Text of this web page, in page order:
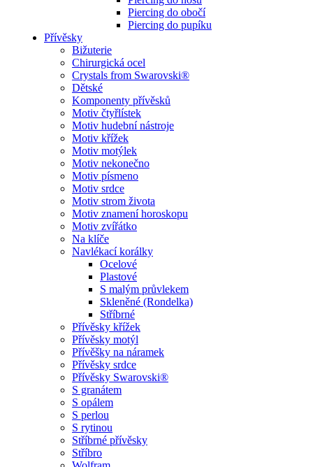
Piercing do obočí
Piercing do pupíku
Přívěsky
Bižuterie
Chirurgická ocel
Crystals from Swarovski®
Dětské
Komponenty přívěsků
Motiv čtyřlístek
Motiv hudební nástroje
Motiv křížek
Motiv motýlek
Motiv nekonečno
Motiv písmeno
Motiv srdce
Motiv strom života
Motiv znamení horoskopu
Motiv zvířátko
Na klíče
Navlékací korálky
Ocelové
Plastové
S malým průvlekem
Skleněné (Rondelka)
Stříbrné
Přívěsky křížek
Přívěsky motýl
Přívěšky na náramek
Přívěsky srdce
Přívěsky Swarovski®
S granátem
S opálem
S perlou
S rytinou
Stříbrné přívěsky
Stříbro